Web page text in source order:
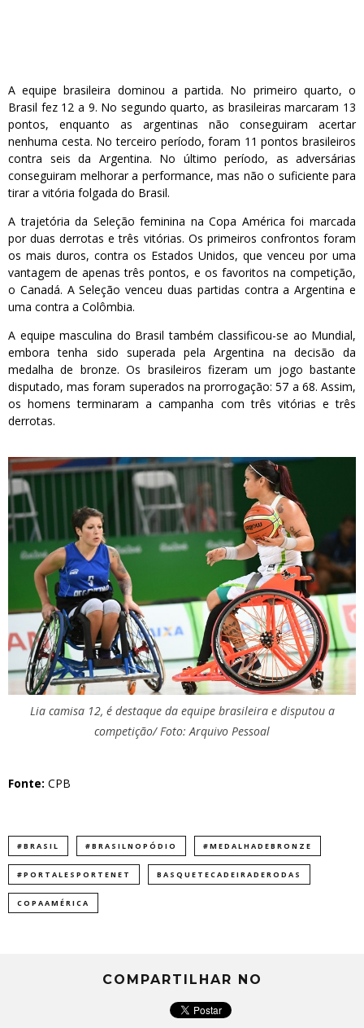
A equipe brasileira dominou a partida. No primeiro quarto, o
Brasil fez 12 a 9. No segundo quarto, as brasileiras marcaram 13
pontos, enquanto as argentinas não conseguiram acertar
nenhuma cesta. No terceiro período, foram 11 pontos brasileiros
contra seis da Argentina. No último período, as adversárias
conseguiram melhorar a performance, mas não o suficiente para
tirar a vitória folgada do Brasil.
A trajetória da Seleção feminina na Copa América foi marcada
por duas derrotas e três vitórias. Os primeiros confrontos foram
os mais duros, contra os Estados Unidos, que venceu por uma
vantagem de apenas três pontos, e os favoritos na competição,
o Canadá. A Seleção venceu duas partidas contra a Argentina e
uma contra a Colômbia.
A equipe masculina do Brasil também classificou-se ao Mundial,
embora tenha sido superada pela Argentina na decisão da
medalha de bronze. Os brasileiros fizeram um jogo bastante
disputado, mas foram superados na prorrogação: 57 a 68. Assim,
os homens terminaram a campanha com três vitórias e três
derrotas.
Lia camisa 12, é destaque da equipe brasileira e disputou a
competição/ Foto: Arquivo Pessoal
Fonte: CPB
#BRASIL #BRASILNOPÓDIO #MEDALHADEBRONZE
#PORTALESPORTENET BASQUETECADEIRADERODAS
COPAAMÉRICA
COMPARTILHAR NO